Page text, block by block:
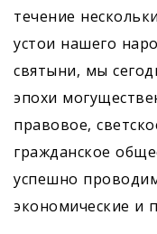
течение
устои нашего
святыни, мы
эпохи
правовое,
гражданское
успешно
экономические и